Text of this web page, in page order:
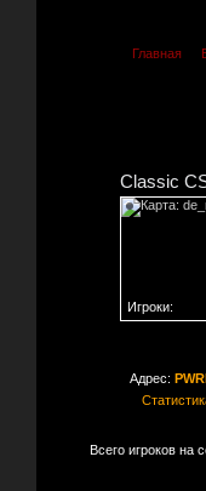
Главная
Classic
Игроки:
Адрес:
Всего игроков на